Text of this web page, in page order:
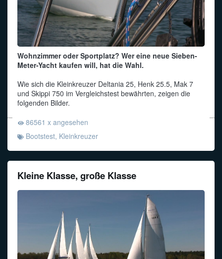
Wohnzimmer oder Sportplatz? Wer eine neue Sieben-
Meter-Yacht kaufen will, hat die Wahl.
Wie sich die Kleinkreuzer Deltania 25, Henk 25.5, Mak 7
und Skippi 750 im Vergleichstest bewährten, zeigen die
folgenden Bilder.
86561 x angesehen
Bootstest, Kleinkreuzer
Kleine Klasse, große Klasse